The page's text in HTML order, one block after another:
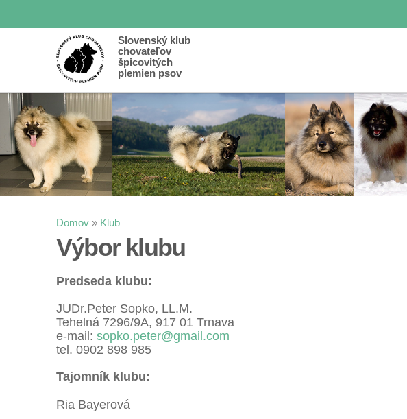
Slovenský klub
chovateľov
špicovitých
plemien psov
Nachádzate sa tu
Domov » Klub
Výbor klubu
Predseda klubu:
JUDr.Peter Sopko, LL.M.
Tehelná 7296/9A, 917 01 Trnava
e-mail: sopko.peter@gmail.com
tel. 0902 898 985
Tajomník klubu:
Ria Bayerová